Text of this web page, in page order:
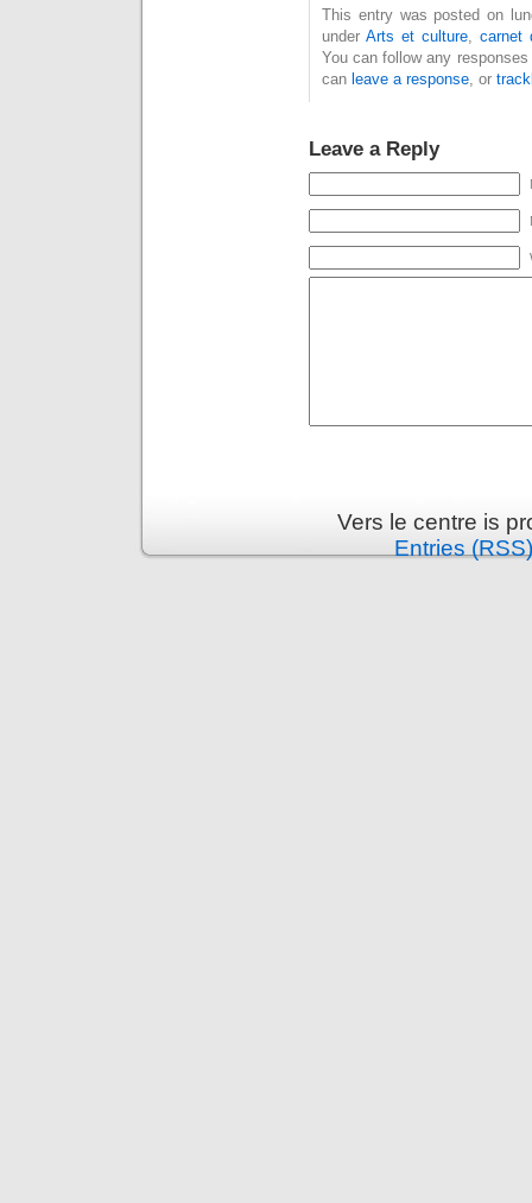
This entry was posted on
under Arts et culture, carnet
You can follow any
can leave a response, or
Leave a Reply
Vers le centre is
Entries (RSS)